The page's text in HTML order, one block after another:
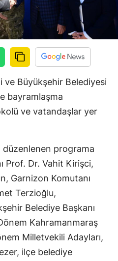
ve Büyükşehir Belediyesi
bayramlaşma
ve vatandaşlar yer
düzenlenen programa
Prof. Dr. Vahit Kirişci,
Garnizon Komutanı
Terzioğlu,
Belediye Başkanı
Kahramanmaraş
Milletvekili Adayları,
ilçe belediye